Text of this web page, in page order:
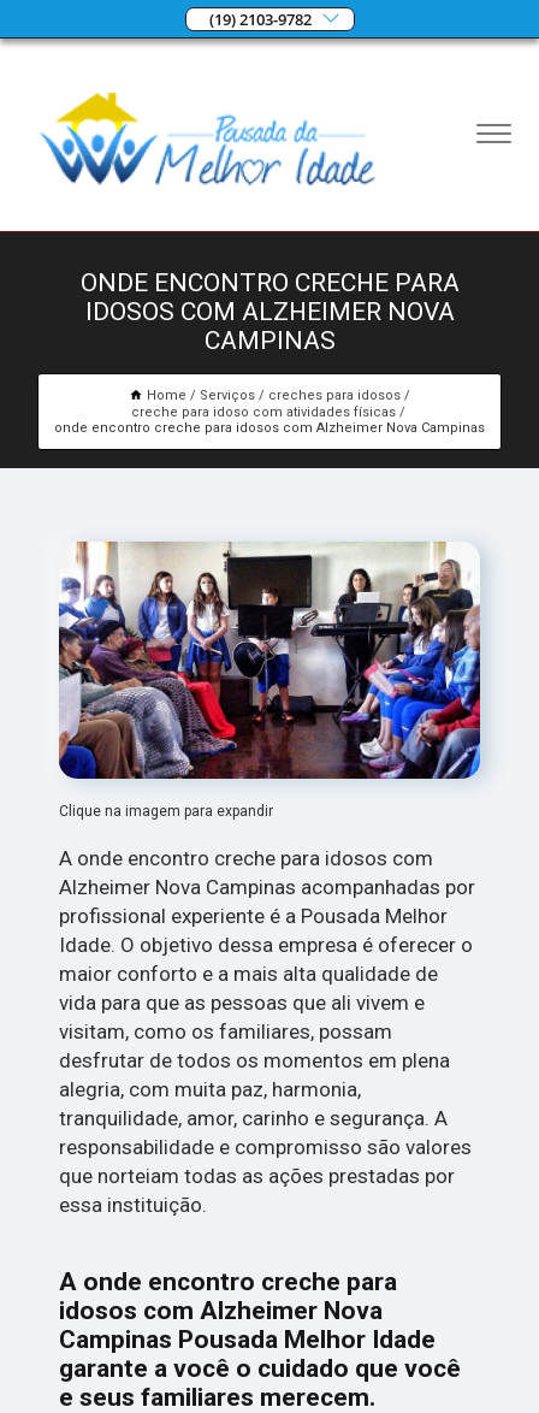
(19) 2103-9782
ONDE ENCONTRO CRECHE PARA
IDOSOS COM ALZHEIMER NOVA
CAMPINAS
Home Serviços
creches para idosos
creche para idoso com atividades físicas
onde encontro creche para idosos com Alzheimer Nova Campinas
Clique na imagem para expandir
A onde encontro creche para idosos com
Alzheimer Nova Campinas acompanhadas por
profissional experiente é a Pousada Melhor
Idade. O objetivo dessa empresa é oferecer o
maior conforto e a mais alta qualidade de
vida para que as pessoas que ali vivem e
visitam, como os familiares, possam
desfrutar de todos os momentos em plena
alegria, com muita paz, harmonia,
tranquilidade, amor, carinho e segurança. A
responsabilidade e compromisso são valores
que norteiam todas as ações prestadas por
essa instituição.
A onde encontro creche para
idosos com Alzheimer Nova
Campinas Pousada Melhor Idade
garante a você o cuidado que você
e seus familiares merecem.